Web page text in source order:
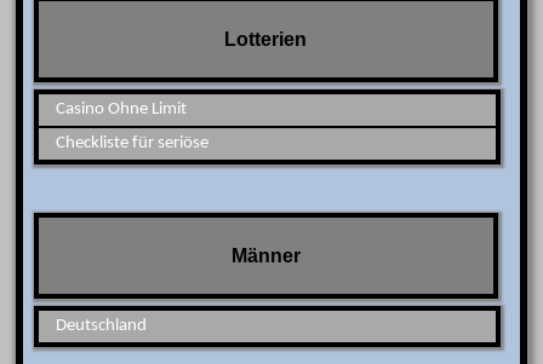
Lotterien
Casino Ohne Limit
Checkliste für seriöse
Männer
Deutschland